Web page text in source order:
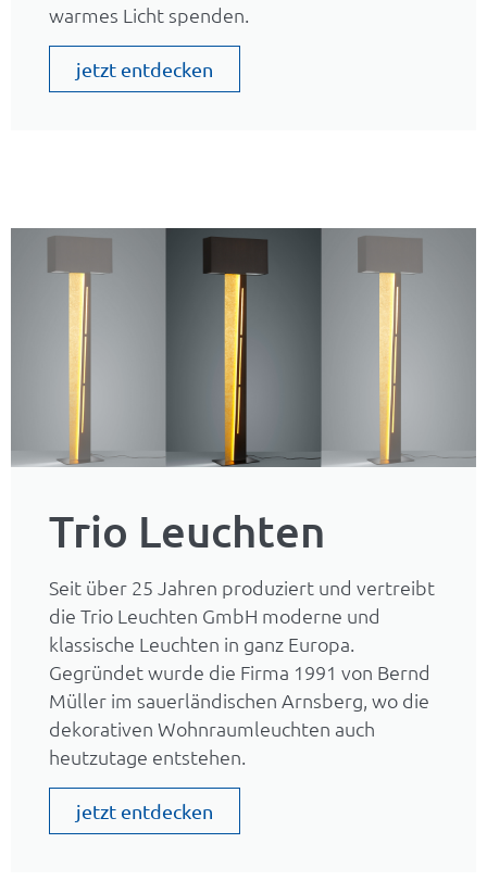
warmes Licht spenden.
jetzt entdecken
Trio Leuchten
Seit über 25 Jahren produziert und vertreibt
die Trio Leuchten GmbH moderne und
klassische Leuchten in ganz Europa.
Gegründet wurde die Firma 1991 von Bernd
Müller im sauerländischen Arnsberg, wo die
dekorativen Wohnraumleuchten auch
heutzutage entstehen.
jetzt entdecken